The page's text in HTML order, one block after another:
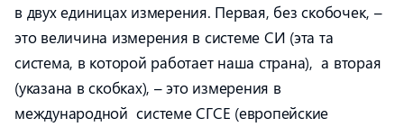
в двух единицах измерения. Первая, без скобочек, –
это величина измерения в системе СИ (эта та
система, в которой работает наша страна), а вторая
(указана в скобках), – это измерения в
международной системе СГСЕ (европейские